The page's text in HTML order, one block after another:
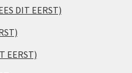
DIT EERST)
EERST)